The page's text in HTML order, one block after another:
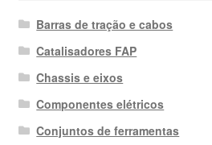
Barras de tração e cabos
Catalisadores FAP
Chassis e eixos
Componentes elétricos
Conjuntos de ferramentas